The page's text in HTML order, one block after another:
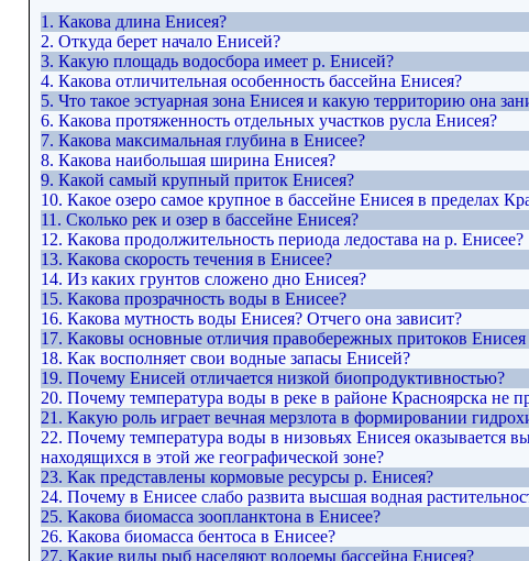
1. Какова длина Енисея?
2. Откуда берет начало Енисей?
3. Какую площадь водосбора имеет р. Енисей?
4. Какова отличительная особенность бассейна Енисея?
5. Что такое эстуарная зона Енисея и какую территорию она
6. Какова протяженность отдельных участков русла Енисея?
7. Какова максимальная глубина в Енисее?
8. Какова наибольшая ширина Енисея?
9. Какой самый крупный приток Енисея?
10. Какое озеро самое крупное в бассейне Енисея в пределах
11. Сколько рек и озер в бассейне Енисея?
12. Какова продолжительность периода ледостава на р. Енисее?
13. Какова скорость течения в Енисее?
14. Из каких грунтов сложено дно Енисея?
15. Какова прозрачность воды в Енисее?
16. Какова мутность воды Енисея? Отчего она зависит?
17. Каковы основные отличия правобережных притоков
18. Как восполняет свои водные запасы Енисей?
19. Почему Енисей отличается низкой биопродуктивностью?
20. Почему температура воды в реке в районе Красноярска не
21. Какую роль играет вечная мерзлота в формировании
22. Почему температура воды в низовьях Енисея оказывается
находящихся в этой же географической зоне?
23. Как представлены кормовые ресурсы р. Енисея?
24. Почему в Енисее слабо развита высшая водная
25. Какова биомасса зоопланктона в Енисее?
26. Какова биомасса бентоса в Енисее?
27. Какие виды рыб населяют водоемы бассейна Енисея?